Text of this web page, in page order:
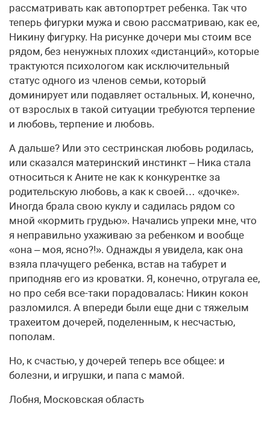
рассматривать как автопортрет ребенка. Так что
теперь фигурки мужа и свою рассматриваю, как ее,
Никину фигурку. На рисунке дочери мы стоим все
рядом, без ненужных плохих «дистанций», которые
трактуются психологом как исключительный
статус одного из членов семьи, который
доминирует или подавляет остальных. И, конечно,
от взрослых в такой ситуации требуются терпение
и любовь, терпение и любовь.
А дальше? Или это сестринская любовь родилась,
или сказался материнский инстинкт – Ника стала
относиться к Аните не как к конкурентке за
родительскую любовь, а как к своей… «дочке».
Иногда брала свою куклу и садилась рядом со
мной «кормить грудью». Начались упреки мне, что
я неправильно ухаживаю за ребенком и вообще
«она – моя, ясно?!». Однажды я увидела, как она
взяла плачущего ребенка, встав на табурет и
приподняв его из кроватки. Я, конечно, отругала ее,
но про себя все-таки порадовалась: Никин кокон
разломился. А впереди были еще дни с тяжелым
трахеитом дочерей, поделенным, к несчастью,
пополам.
Но, к счастью, у дочерей теперь все общее: и
болезни, и игрушки, и папа с мамой.
Лобня, Московская область